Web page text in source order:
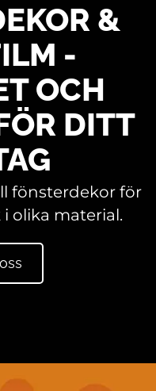
&
-
OCH
DITT
fönsterdekor för
olika material.